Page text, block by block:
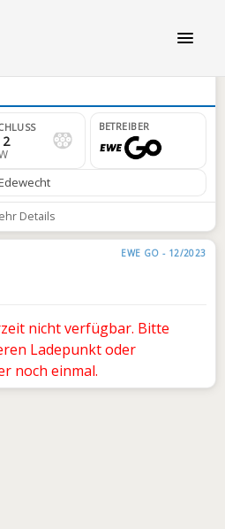
2
BETREIBER
Details
EWE GO - 12/2023
nicht verfügbar. Bitte
Ladepunkt oder
noch einmal.